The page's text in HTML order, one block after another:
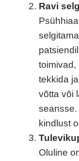
Ravi
toimivad,
tekkida
võtta või
seansse.
kindlust
Oluline